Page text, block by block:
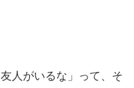
人がいるな」って、そ